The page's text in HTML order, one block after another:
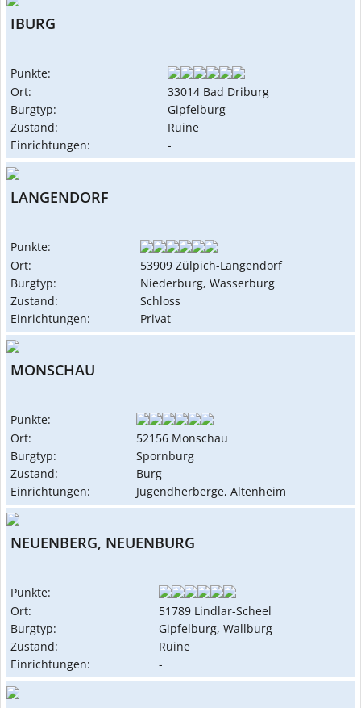
IBURG
Punkte:
Ort:
33014 Bad Driburg
Burgtyp:
Gipfelburg
Zustand:
Ruine
Einrichtungen:
-
LANGENDORF
Punkte:
Ort:
53909 Zülpich-Langendorf
Burgtyp:
Niederburg, Wasserburg
Zustand:
Schloss
Einrichtungen:
Privat
MONSCHAU
Punkte:
Ort:
52156 Monschau
Burgtyp:
Spornburg
Zustand:
Burg
Einrichtungen:
Jugendherberge, Altenheim
NEUENBERG, NEUENBURG
Punkte:
Ort:
51789 Lindlar-Scheel
Burgtyp:
Gipfelburg, Wallburg
Zustand:
Ruine
Einrichtungen:
-